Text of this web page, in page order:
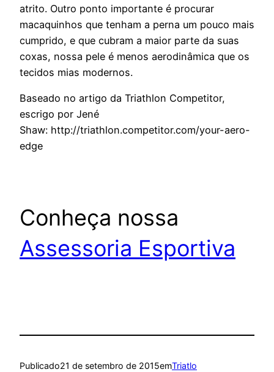
atrito. Outro ponto importante é procurar
macaquinhos que tenham a perna um pouco mais
cumprido, e que cubram a maior parte da suas
coxas, nossa pele é menos aerodinâmica que os
tecidos mias modernos.
Baseado no artigo da Triathlon Competitor,
escrigo por Jené
Shaw: http://triathlon.competitor.com/your-aero-
edge
Conheça nossa
Assessoria Esportiva
Publicado21 de setembro de 2015emTriatlo